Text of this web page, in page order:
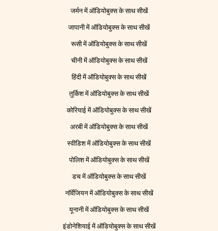
जर्मन में ऑडियोबुक्स के साथ सीखें
जापानी में ऑडियोबुक्स के साथ सीखें
रूसी में ऑडियोबुक्स के साथ सीखें
चीनी में ऑडियोबुक्स के साथ सीखें
हिंदी में ऑडियोबुक्स के साथ सीखें
तुर्किश में ऑडियोबुक्स के साथ सीखें
कोरियाई में ऑडियोबुक्स के साथ सीखें
अरबी में ऑडियोबुक्स के साथ सीखें
स्वीडिश में ऑडियोबुक्स के साथ सीखें
पोलिश में ऑडियोबुक्स के साथ सीखें
डच में ऑडियोबुक्स के साथ सीखें
नॉर्वेजियन में ऑडियोबुक्स के साथ सीखें
यूनानी में ऑडियोबुक्स के साथ सीखें
इंडोनेशियाई में ऑडियोबुक्स के साथ सीखें